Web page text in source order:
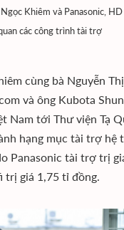
Khiêm và Panasonic,
các công trình tài trợ
cùng bà Nguyễn
và ông Kubota
Nam tới Thư viện Tạ
hạng mục tài trợ hệ
Panasonic tài trợ trị
trị giá 1,75 tỉ đồng.